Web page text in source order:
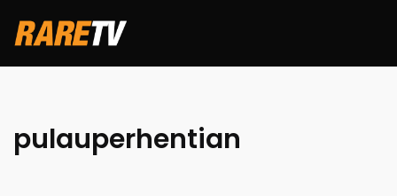
pulauperhentian